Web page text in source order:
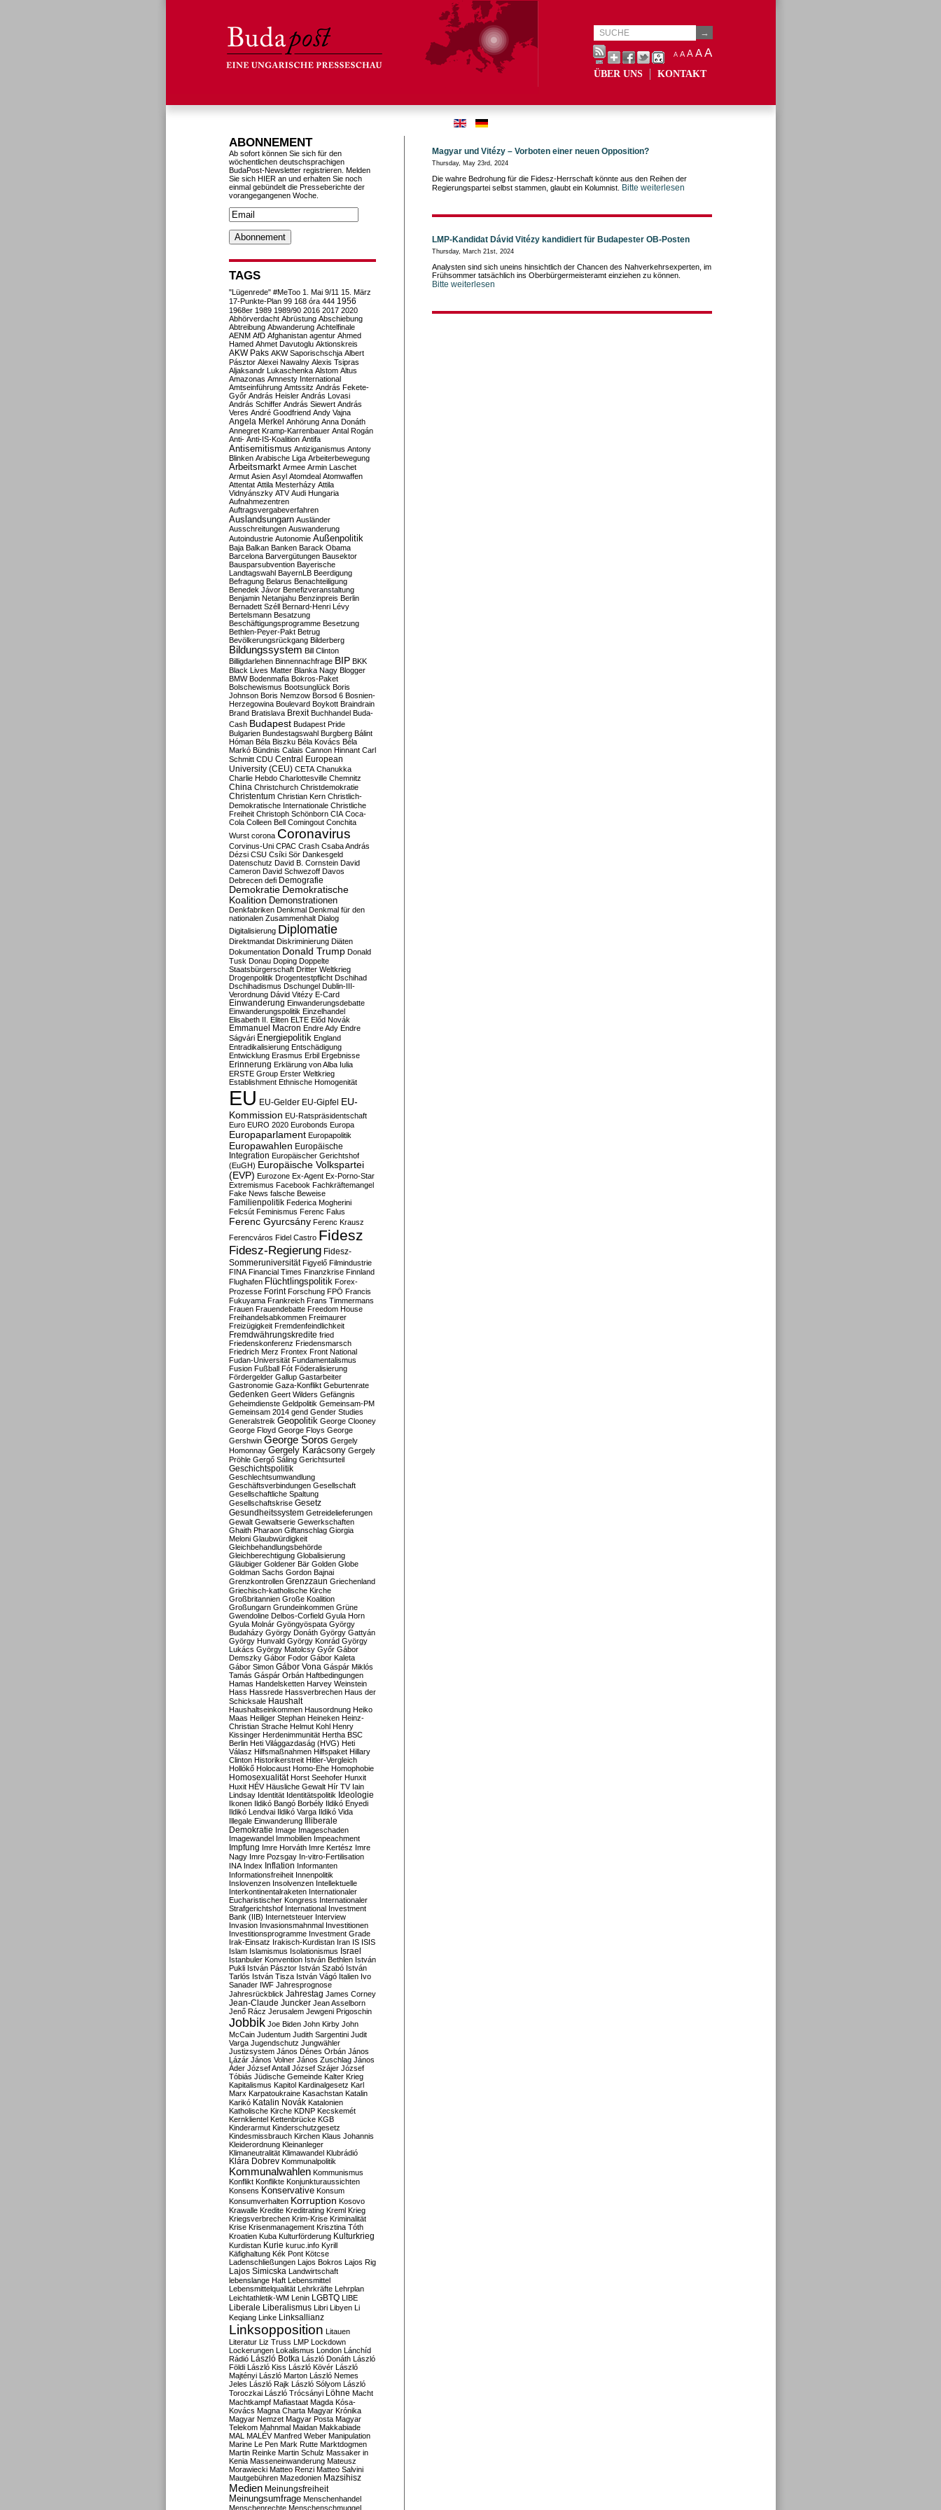
A A A AA
ÜBER UNS KONTAKT
Magyar und Vitézy – Vorboten einer neuen Opposition?
Thursday, May 23rd, 2024
Die wahre Bedrohung für die Fidesz-Herrschaft könnte aus den Reihen der
Regierungspartei selbst stammen, glaubt ein Kolumnist.
Bitte weiterlesen
LMP-Kandidat Dávid Vitézy kandidiert für Budapester OB-Posten
Thursday, March 21st, 2024
Analysten sind sich uneins hinsichtlich der Chancen des Nahverkehrsexperten, im
Frühsommer tatsächlich ins Oberbürgermeisteramt einziehen zu können.
Bitte weiterlesen
ABONNEMENT
Ab sofort können Sie sich für den
wöchentlichen deutschsprachigen
BudaPost-Newsletter registrieren. Melden
Sie sich HIER an und erhalten Sie noch
einmal gebündelt die Presseberichte der
vorangegangenen Woche.
TAGS
"Lügenrede" #MeToo 1. Mai 9/11 15. März
17-Punkte-Plan 99 168 óra 444 1956
1968er 1989 1989/90 2016 2017 2020
Abhörverdacht Abrüstung Abschiebung
Abtreibung Abwanderung Achtelfinale
AENM AfD Afghanistan agentur Ahmed
Hamed Ahmet Davutoglu Aktionskreis
AKW Paks AKW Saporischschja Albert
Pásztor Alexei Nawalny Alexis Tsipras
Aljaksandr Lukaschenka Alstom Altus
Amazonas Amnesty International
Amtseinführung Amtssitz András Fekete-
Győr András Heisler András Lovasi
András Schiffer András Siewert András
Veres André Goodfriend Andy Vajna
Angela Merkel Anhörung Anna Donáth
Annegret Kramp-Karrenbauer Antal Rogán
Anti- Anti-IS-Koalition Antifa
Antisemitismus Antiziganismus Antony
Blinken Arabische Liga Arbeiterbewegung
Arbeitsmarkt Armee Armin Laschet
Armut Asien Asyl Atomdeal Atomwaffen
Attentat Attila Mesterházy Attila
Vidnyánszky ATV Audi Hungaria
Aufnahmezentren
Auftragsvergabeverfahren
Auslandsungarn Ausländer
Ausschreitungen Auswanderung
Autoindustrie Autonomie Außenpolitik
Baja Balkan Banken Barack Obama
Barcelona Barvergütungen Bausektor
Bausparsubvention Bayerische
Landtagswahl BayernLB Beerdigung
Befragung Belarus Benachteiligung
Benedek Jávor Benefizveranstaltung
Benjamin Netanjahu Benzinpreis Berlin
Bernadett Széll Bernard-Henri Lévy
Bertelsmann Besatzung
Beschäftigungsprogramme Besetzung
Bethlen-Peyer-Pakt Betrug
Bevölkerungsrückgang Bilderberg
Bildungssystem Bill Clinton
Billigdarlehen Binnennachfrage BIP BKK
Black Lives Matter Blanka Nagy Blogger
BMW Bodenmafia Bokros-Paket
Bolschewismus Bootsunglück Boris
Johnson Boris Nemzow Borsod 6 Bosnien-
Herzegowina Boulevard Boykott Braindrain
Brand Bratislava Brexit Buchhandel Buda-
Cash Budapest Budapest Pride
Bulgarien Bundestagswahl Burgberg Bálint
Hóman Béla Biszku Béla Kovács Béla
Markó Bündnis Calais Cannon Hinnant Carl
Schmitt CDU Central European
University (CEU) CETA Chanukka
Charlie Hebdo Charlottesville Chemnitz
China Christchurch Christdemokratie
Christentum Christian Kern Christlich-
Demokratische Internationale Christliche
Freiheit Christoph Schönborn CIA Coca-
Cola Colleen Bell Comingout Conchita
Wurst corona Coronavirus
Corvinus-Uni CPAC Crash Csaba András
Dézsi CSU Csíki Sör Dankesgeld
Datenschutz David B. Cornstein David
Cameron David Schwezoff Davos
Debrecen defi Demografie
Demokratie Demokratische
Koalition Demonstrationen
Denkfabriken Denkmal Denkmal für den
nationalen Zusammenhalt Dialog
Digitalisierung Diplomatie
Direktmandat Diskriminierung Diäten
Dokumentation Donald Trump Donald
Tusk Donau Doping Doppelte
Staatsbürgerschaft Dritter Weltkrieg
Drogenpolitik Drogentestpflicht Dschihad
Dschihadismus Dschungel Dublin-III-
Verordnung Dávid Vitézy E-Card
Einwanderung Einwanderungsdebatte
Einwanderungspolitik Einzelhandel
Elisabeth II. Eliten ELTE Előd Novák
Emmanuel Macron Endre Ady Endre
Ságvári Energiepolitik England
Entradikalisierung Entschädigung
Entwicklung Erasmus Erbil Ergebnisse
Erinnerung Erklärung von Alba Iulia
ERSTE Group Erster Weltkrieg
Establishment Ethnische Homogenität
EU EU-Gelder EU-Gipfel EU-
Kommission EU-Ratspräsidentschaft
Euro EURO 2020 Eurobonds Europa
Europaparlament Europapolitik
Europawahlen Europäische
Integration Europäischer Gerichtshof
(EuGH) Europäische Volkspartei
(EVP) Eurozone Ex-Agent Ex-Porno-Star
Extremismus Facebook Fachkräftemangel
Fake News falsche Beweise
Familienpolitik Federica Mogherini
Felcsút Feminismus Ferenc Falus
Ferenc Gyurcsány Ferenc Krausz
Ferencváros Fidel Castro Fidesz
Fidesz-Regierung Fidesz-
Sommeruniversität Figyelő Filmindustrie
FINA Financial Times Finanzkrise Finnland
Flughafen Flüchtlingspolitik Forex-
Prozesse Forint Forschung FPÖ Francis
Fukuyama Frankreich Frans Timmermans
Frauen Frauendebatte Freedom House
Freihandelsabkommen Freimaurer
Freizügigkeit Fremdenfeindlichkeit
Fremdwährungskredite fried
Friedenskonferenz Friedensmarsch
Friedrich Merz Frontex Front National
Fudan-Universität Fundamentalismus
Fusion Fußball Fót Föderalisierung
Fördergelder Gallup Gastarbeiter
Gastronomie Gaza-Konflikt Geburtenrate
Gedenken Geert Wilders Gefängnis
Geheimdienste Geldpolitik Gemeinsam-PM
Gemeinsam 2014 gend Gender Studies
Generalstreik Geopolitik George Clooney
George Floyd George Floys George
Gershwin George Soros Gergely
Homonnay Gergely Karácsony Gergely
Pröhle Gergő Sáling Gerichtsurteil
Geschichtspolitik
Geschlechtsumwandlung
Geschäftsverbindungen Gesellschaft
Gesellschaftliche Spaltung
Gesellschaftskrise Gesetz
Gesundheitssystem Getreidelieferungen
Gewalt Gewaltserie Gewerkschaften
Ghaith Pharaon Giftanschlag Giorgia
Meloni Glaubwürdigkeit
Gleichbehandlungsbehörde
Gleichberechtigung Globalisierung
Gläubiger Goldener Bär Golden Globe
Goldman Sachs Gordon Bajnai
Grenzkontrollen Grenzzaun Griechenland
Griechisch-katholische Kirche
Großbritannien Große Koalition
Großungarn Grundeinkommen Grüne
Gwendoline Delbos-Corfield Gyula Horn
Gyula Molnár Gyöngyöspata György
Budaházy György Donáth György Gattyán
György Hunvald György Konrád György
Lukács György Matolcsy Győr Gábor
Demszky Gábor Fodor Gábor Kaleta
Gábor Simon Gábor Vona Gáspár Miklós
Tamás Gáspár Orbán Haftbedingungen
Hamas Handelsketten Harvey Weinstein
Hass Hassrede Hassverbrechen Haus der
Schicksale Haushalt
Haushaltseinkommen Hausordnung Heiko
Maas Heiliger Stephan Heineken Heinz-
Christian Strache Helmut Kohl Henry
Kissinger Herdenimmunität Hertha BSC
Berlin Heti Világgazdaság (HVG) Heti
Válasz Hilfsmaßnahmen Hilfspaket Hillary
Clinton Historikerstreit Hitler-Vergleich
Hollókő Holocaust Homo-Ehe Homophobie
Homosexualität Horst Seehofer Hunxit
Huxit HÉV Häusliche Gewalt Hír TV Iain
Lindsay Identität Identitätspolitik Ideologie
Ikonen Ildikó Bangó Borbély Ildikó Enyedi
Ildikó Lendvai Ildikó Varga Ildikó Vida
Illegale Einwanderung Illiberale
Demokratie Image Imageschaden
Imagewandel Immobilien Impeachment
Impfung Imre Horváth Imre Kertész Imre
Nagy Imre Pozsgay In-vitro-Fertilisation
INA Index Inflation Informanten
Informationsfreiheit Innenpolitik
Inslovenzen Insolvenzen Intellektuelle
Interkontinentalraketen Internationaler
Eucharistischer Kongress Internationaler
Strafgerichtshof International Investment
Bank (IIB) Internetsteuer Interview
Invasion Invasionsmahnmal Investitionen
Investitionsprogramme Investment Grade
Irak-Einsatz Irakisch-Kurdistan Iran IS ISIS
Islam Islamismus Isolationismus Israel
Istanbuler Konvention István Bethlen István
Pukli István Pásztor István Szabó István
Tarlós István Tisza István Vágó Italien Ivo
Sanader IWF Jahresprognose
Jahresrückblick Jahrestag James Corney
Jean-Claude Juncker Jean Asselborn
Jenő Rácz Jerusalem Jewgeni Prigoschin
Jobbik Joe Biden John Kirby John
McCain Judentum Judith Sargentini Judit
Varga Jugendschutz Jungwähler
Justizsystem János Dénes Orbán János
Lázár János Volner János Zuschlag János
Áder József Antall József Szájer József
Tóbiás Jüdische Gemeinde Kalter Krieg
Kapitalismus Kapitol Kardinalgesetz Karl
Marx Karpatoukraine Kasachstan Katalin
Karikó Katalin Novák Katalonien
Katholische Kirche KDNP Kecskemét
Kernklientel Kettenbrücke KGB
Kinderarmut Kinderschutzgesetz
Kindesmissbrauch Kirchen Klaus Johannis
Kleiderordnung Kleinanleger
Klimaneutralität Klimawandel Klubrádió
Klára Dobrev Kommunalpolitik
Kommunalwahlen Kommunismus
Konflikt Konflikte Konjunkturaussichten
Konsens Konservative Konsum
Konsumverhalten Korruption Kosovo
Krawalle Kredite Kreditrating Kreml Krieg
Kriegsverbrechen Krim-Krise Kriminalität
Krise Krisenmanagement Krisztina Tóth
Kroatien Kuba Kulturförderung Kulturkrieg
Kurdistan Kurie kuruc.info Kyrill
Käfighaltung Kék Pont Kötcse
Ladenschließungen Lajos Bokros Lajos Rig
Lajos Simicska Landwirtschaft
lebenslange Haft Lebensmittel
Lebensmittelqualität Lehrkräfte Lehrplan
Leichtathletik-WM Lenin LGBTQ LIBE
Liberale Liberalismus Libri Libyen Li
Keqiang Linke Linksallianz
Linksopposition Litauen
Literatur Liz Truss LMP Lockdown
Lockerungen Lokalismus London Lánchíd
Rádió
László Botka László Donáth László
Földi László Kiss László Kövér László
Majtényi László Marton László Nemes
Jeles László Rajk László Sólyom László
Toroczkai László Trócsányi Löhne Macht
Machtkampf Mafiastaat Magda Kósa-
Kovács Magna Charta Magyar Krónika
Magyar Nemzet Magyar Posta Magyar
Telekom Mahnmal Maidan Makkabiade
MAL MALÉV Manfred Weber Manipulation
Marine Le Pen Mark Rutte Marktdogmen
Martin Reinke Martin Schulz Massaker in
Kenia Masseneinwanderung Mateusz
Morawiecki Matteo Renzi Matteo Salvini
Mautgebühren Mazedonien Mazsihisz
Medien Meinungsfreiheit
Meinungsumfrage Menschenhandel
Menschenrechte Menschenschmuggel